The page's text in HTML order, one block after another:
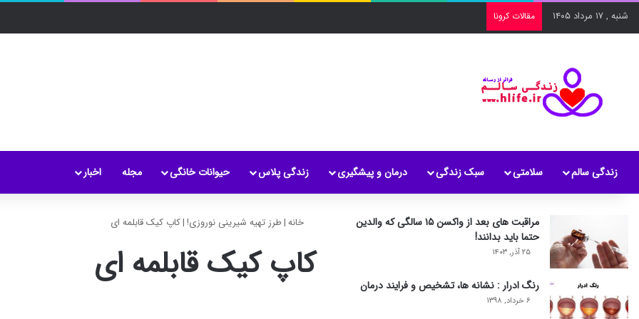
شنبه , ۱۷ مرداد ۱۴۰۵ مقالات کرونا
زندگی سالم سلامتی سبک زندگی درمان و پیشگیری زندگی پلاس حیوانات خانگی مجله اخبار
خانه|طرز تهیه شیرینی نوروزی!|کاپ کیک قابلمه ای
کاپ کیک قابلمه ای
مراقبت های بعد از واکسن ۱۵ سالگی که والدین
حتما باید بدانند!
۲۵ آذر, ۱۴۰۳
رنگ ادرار : نشانه ها، تشخیص و فرایند درمان
۶ خرداد, ۱۳۹۸